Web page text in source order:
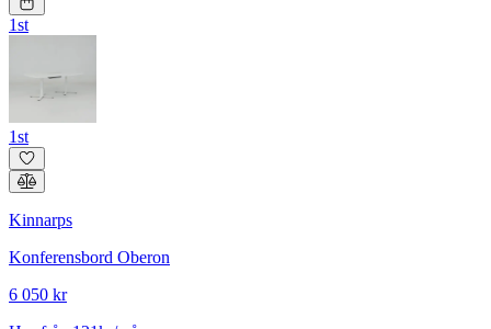
1st
1st
Kinnarps
Konferensbord Oberon
6 050 kr